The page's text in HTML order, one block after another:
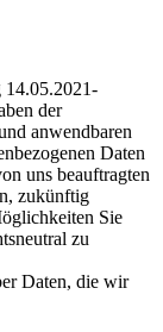
14.05.2021-
der
anwendbaren
Daten
uns beauftragten
zukünftig
Sie
zu
Daten, die wir